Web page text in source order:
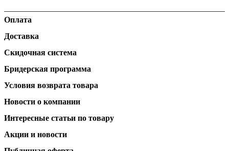
Оплата
Доставка
Скидочная система
Бридерская программа
Условия возврата товара
Новости о компании
Интересные статьи по товару
Акции и новости